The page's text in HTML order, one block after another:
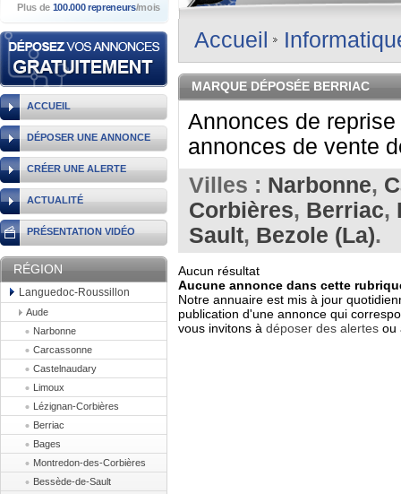
Plus de 100.000 repreneurs/mois
ACCUEIL
DÉPOSER UNE ANNONCE
CRÉER UNE ALERTE
ACTUALITÉ
PRÉSENTATION VIDÉO
RÉGION
Languedoc-Roussillon
Aude
Narbonne
Carcassonne
Castelnaudary
Limoux
Lézignan-Corbières
Berriac
Bages
Montredon-des-Corbières
Bessède-de-Sault
Consulter gratuitementles
vendre.
Et/ou déposer gratuitement
votre recherche d'entreprise.
RECHERCHER UNE
ANNONCE
Accueil
MARQUE DÉPOSÉE BERRIAC
Annonces de
annonces de vente
Villes : Narbonne,
Corbières, Berriac,
Sault, Bezole (La).
Aucun résultat
Aucune annonce dans cette
Notre annuaire est mis à jour
publication d'une annonce qui
vous invitons à déposer des alertes ou